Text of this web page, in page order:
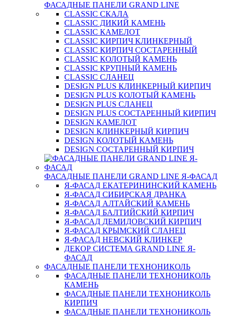
ФАСАДНЫЕ ПАНЕЛИ GRAND LINE
CLASSIC СКАЛА
CLASSIC ДИКИЙ КАМЕНЬ
CLASSIC КАМЕЛОТ
CLASSIC КИРПИЧ КЛИНКЕРНЫЙ
CLASSIC КИРПИЧ СОСТАРЕННЫЙ
CLASSIC КОЛОТЫЙ КАМЕНЬ
CLASSIC КРУПНЫЙ КАМЕНЬ
CLASSIC СЛАНЕЦ
DESIGN PLUS КЛИНКЕРНЫЙ КИРПИЧ
DESIGN PLUS КОЛОТЫЙ КАМЕНЬ
DESIGN PLUS СЛАНЕЦ
DESIGN PLUS СОСТАРЕННЫЙ КИРПИЧ
DESIGN КАМЕЛОТ
DESIGN КЛИНКЕРНЫЙ КИРПИЧ
DESIGN КОЛОТЫЙ КАМЕНЬ
DESIGN СОСТАРЕННЫЙ КИРПИЧ
ФАСАДНЫЕ ПАНЕЛИ GRAND LINE Я-ФАСАД
Я-ФАСАД ЕКАТЕРИНИНСКИЙ КАМЕНЬ
Я-ФАСАД СИБИРСКАЯ ДРАНКА
Я-ФАСАД АЛТАЙСКИЙ КАМЕНЬ
Я-ФАСАД БАЛТИЙСКИЙ КИРПИЧ
Я-ФАСАД ДЕМИДОВСКИЙ КИРПИЧ
Я-ФАСАД КРЫМСКИЙ СЛАНЕЦ
Я-ФАСАД НЕВСКИЙ КЛИНКЕР
ДЕКОР СИСТЕМА GRAND LINE Я-
ФАСАД
ФАСАДНЫЕ ПАНЕЛИ ТЕХНОНИКОЛЬ
ФАСАДНЫЕ ПАНЕЛИ ТЕХНОНИКОЛЬ
КАМЕНЬ
ФАСАДНЫЕ ПАНЕЛИ ТЕХНОНИКОЛЬ
КИРПИЧ
ФАСАДНЫЕ ПАНЕЛИ ТЕХНОНИКОЛЬ